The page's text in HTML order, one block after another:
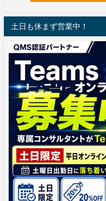
土日も休まず営業中！